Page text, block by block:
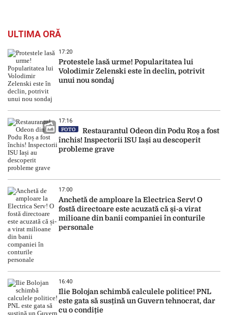
ULTIMA ORĂ
17:20
Protestele lasă urme! Popularitatea lui
Volodimir Zelenski este în declin, potrivit
unui nou sondaj
17:16
FOTO
Restaurantul Odeon din Podu Roș a fost
închis! Inspectorii ISU Iași au descoperit
probleme grave
17:00
Anchetă de amploare la Electrica Serv! O
fostă directoare este acuzată că și-a virat
milioane din banii companiei în conturile
personale
16:40
Ilie Bolojan schimbă calculele politice! PNL
este gata să susțină un Guvern tehnocrat, dar
cu o condiție